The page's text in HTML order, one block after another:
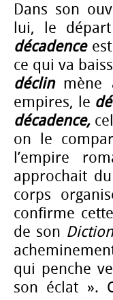
Dans son
lui, le
décadenceest
ce qui va
déclinmène
empires, le
décadence,
on le
l’empire
approchait
corps
confirme
de son
qui penche
son éclat ».